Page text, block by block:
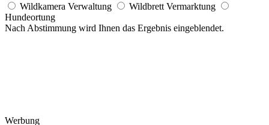
Wildkamera Verwaltung
Wildbrett Vermarktung
Hundeortung
Nach Abstimmung wird Ihnen das Ergebnis eingeblendet.
Werbung